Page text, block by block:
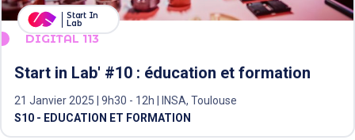
Start In
Lab
DIGITAL 113
Start in Lab' #10 : éducation et formation
21 Janvier 2025 | 9h30 - 12h | INSA, Toulouse
S10 - EDUCATION ET FORMATION